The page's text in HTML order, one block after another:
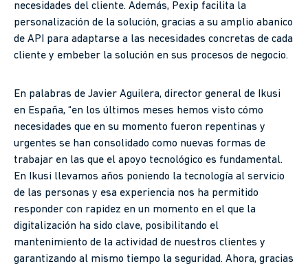
necesidades del cliente. Además, Pexip facilita la
personalización de la solución, gracias a su amplio abanico
de API para adaptarse a las necesidades concretas de cada
cliente y embeber la solución en sus procesos de negocio.
En palabras de Javier Aguilera, director general de Ikusi
en España, “en los últimos meses hemos visto cómo
necesidades que en su momento fueron repentinas y
urgentes se han consolidado como nuevas formas de
trabajar en las que el apoyo tecnológico es fundamental.
En Ikusi llevamos años poniendo la tecnología al servicio
de las personas y esa experiencia nos ha permitido
responder con rapidez en un momento en el que la
digitalización ha sido clave, posibilitando el
mantenimiento de la actividad de nuestros clientes y
garantizando al mismo tiempo la seguridad. Ahora, gracias